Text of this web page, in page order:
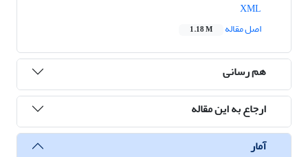
اصل مقاله
1.18 M
هم رسانی
ارجاع به این مقاله
آمار